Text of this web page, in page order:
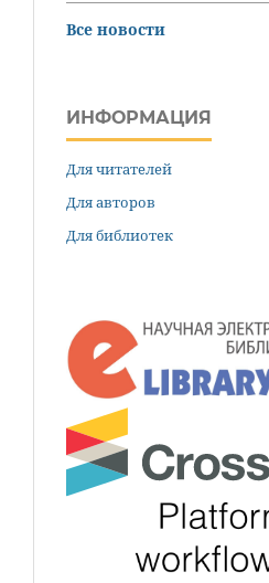
Все новости
ИНФОРМАЦИЯ
Для читателей
Для авторов
Для библиотек